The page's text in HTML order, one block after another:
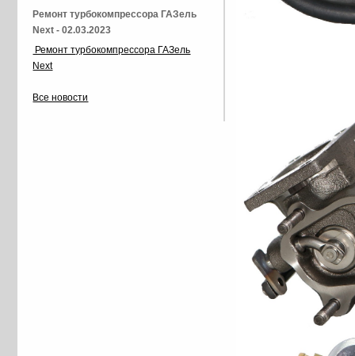
Ремонт турбокомпрессора ГАЗель
Next - 02.03.2023
Ремонт турбокомпрессора ГАЗель
Next
Все новости